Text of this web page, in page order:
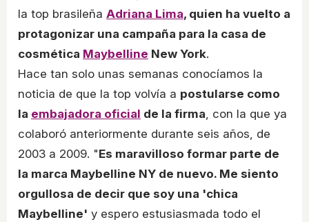
la top brasileña Adriana Lima, quien ha vuelto a
protagonizar una campaña para la casa de
cosmética Maybelline New York.
Hace tan solo unas semanas conocíamos la
noticia de que la top volvía a postularse como
la embajadora oficial de la firma, con la que ya
colaboró anteriormente durante seis años, de
2003 a 2009. "Es maravilloso formar parte de
la marca Maybelline NY de nuevo. Me siento
orgullosa de decir que soy una 'chica
Maybelline' y espero estusiasmada todo el